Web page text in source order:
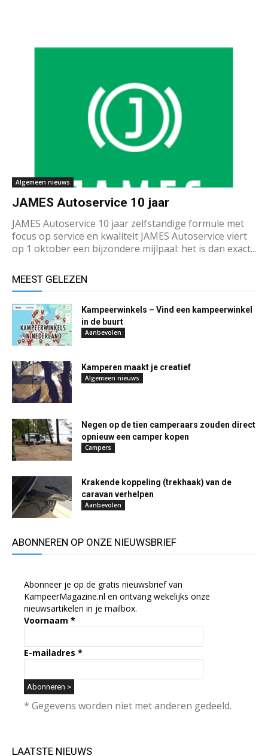
Algemeen nieuws
JAMES Autoservice 10 jaar
JAMES Autoservice 10 jaar zelfstandige formule met
focus op service en kwaliteit JAMES Autoservice viert
op 1 oktober een bijzondere mijlpaal: het is dan exact...
MEEST GELEZEN
Kampeerwinkels – Vind een kampeerwinkel
in de buurt
Aanbevolen
Kamperen maakt je creatief
Algemeen nieuws
Negen op de tien camperaars zouden direct
opnieuw een camper kopen
Campers
Krakende koppeling (trekhaak) van de
caravan verhelpen
Aanbevolen
ABONNEREN OP ONZE NIEUWSBRIEF
Abonneer je op de gratis nieuwsbrief van
KampeerMagazine.nl en ontvang wekelijks onze
nieuwsartikelen in je mailbox.
Voornaam *
E-mailadres *
* Gegevens worden niet met anderen gedeeld.
LAATSTE NIEUWS